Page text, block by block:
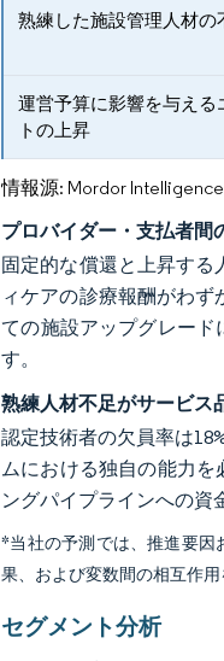
熟練した施設管理人材の
運営予算に影響を与える
トの上昇
情報源: Mordor Intelligence
プロバイダー・支払者間
固定的な償還と上昇する
ィケアの診療報酬がわ
ての施設アップグレード
す。
熟練人材不足がサービス
認定技術者の欠員率は
ムにおける独自の能力を
ングパイプラインへの資
*当社の予測では、推進要因
果、および変数間の相互作用
セグメント分析